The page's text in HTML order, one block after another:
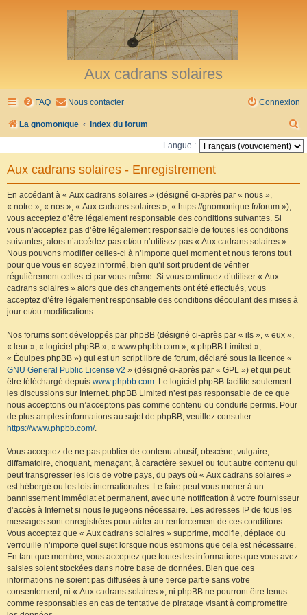
Aux cadrans solaires
FAQ Nous contacter Connexion
La gnomonique Index du forum
e
Langue :
Aux cadrans solaires - Enregistrement
En accédant à « Aux cadrans solaires » (désigné ci-après par « nous »,
« notre », « nos », « Aux cadrans solaires », « https://gnomonique.fr/forum »),
vous acceptez d’être légalement responsable des conditions suivantes. Si
vous n’acceptez pas d’être légalement responsable de toutes les conditions
suivantes, alors n’accédez pas et/ou n’utilisez pas « Aux cadrans solaires ».
Nous pouvons modifier celles-ci à n’importe quel moment et nous ferons tout
pour que vous en soyez informé, bien qu’il soit prudent de vérifier
régulièrement celles-ci par vous-même. Si vous continuez d’utiliser « Aux
cadrans solaires » alors que des changements ont été effectués, vous
acceptez d’être légalement responsable des conditions découlant des mises à
jour et/ou modifications.
Nos forums sont développés par phpBB (désigné ci-après par « ils », « eux »,
« leur », « logiciel phpBB », « www.phpbb.com », « phpBB Limited »,
« Équipes phpBB ») qui est un script libre de forum, déclaré sous la licence «
GNU General Public License v2 » (désigné ci-après par « GPL ») et qui peut
être téléchargé depuis www.phpbb.com. Le logiciel phpBB facilite seulement
les discussions sur Internet. phpBB Limited n’est pas responsable de ce que
nous acceptons ou n’acceptons pas comme contenu ou conduite permis. Pour
de plus amples informations au sujet de phpBB, veuillez consulter :
https://www.phpbb.com/.
Vous acceptez de ne pas publier de contenu abusif, obscène, vulgaire,
diffamatoire, choquant, menaçant, à caractère sexuel ou tout autre contenu qui
peut transgresser les lois de votre pays, du pays où « Aux cadrans solaires »
est hébergé ou les lois internationales. Le faire peut vous mener à un
bannissement immédiat et permanent, avec une notification à votre fournisseur
d’accès à Internet si nous le jugeons nécessaire. Les adresses IP de tous les
messages sont enregistrées pour aider au renforcement de ces conditions.
Vous acceptez que « Aux cadrans solaires » supprime, modifie, déplace ou
verrouille n’importe quel sujet lorsque nous estimons que cela est nécessaire.
En tant que membre, vous acceptez que toutes les informations que vous avez
saisies soient stockées dans notre base de données. Bien que ces
informations ne soient pas diffusées à une tierce partie sans votre
consentement, ni « Aux cadrans solaires », ni phpBB ne pourront être tenus
comme responsables en cas de tentative de piratage visant à compromettre